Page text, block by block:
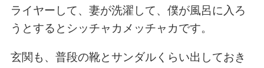
ライヤーして、妻が洗濯して、僕が風呂に入ろ
うとするとシッチャカメッチャカです。
玄関も、普段の靴とサンダルくらい出しておき